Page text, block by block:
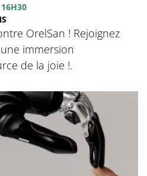
OrelSan ! Rejoignez
immersion
de la joie !.